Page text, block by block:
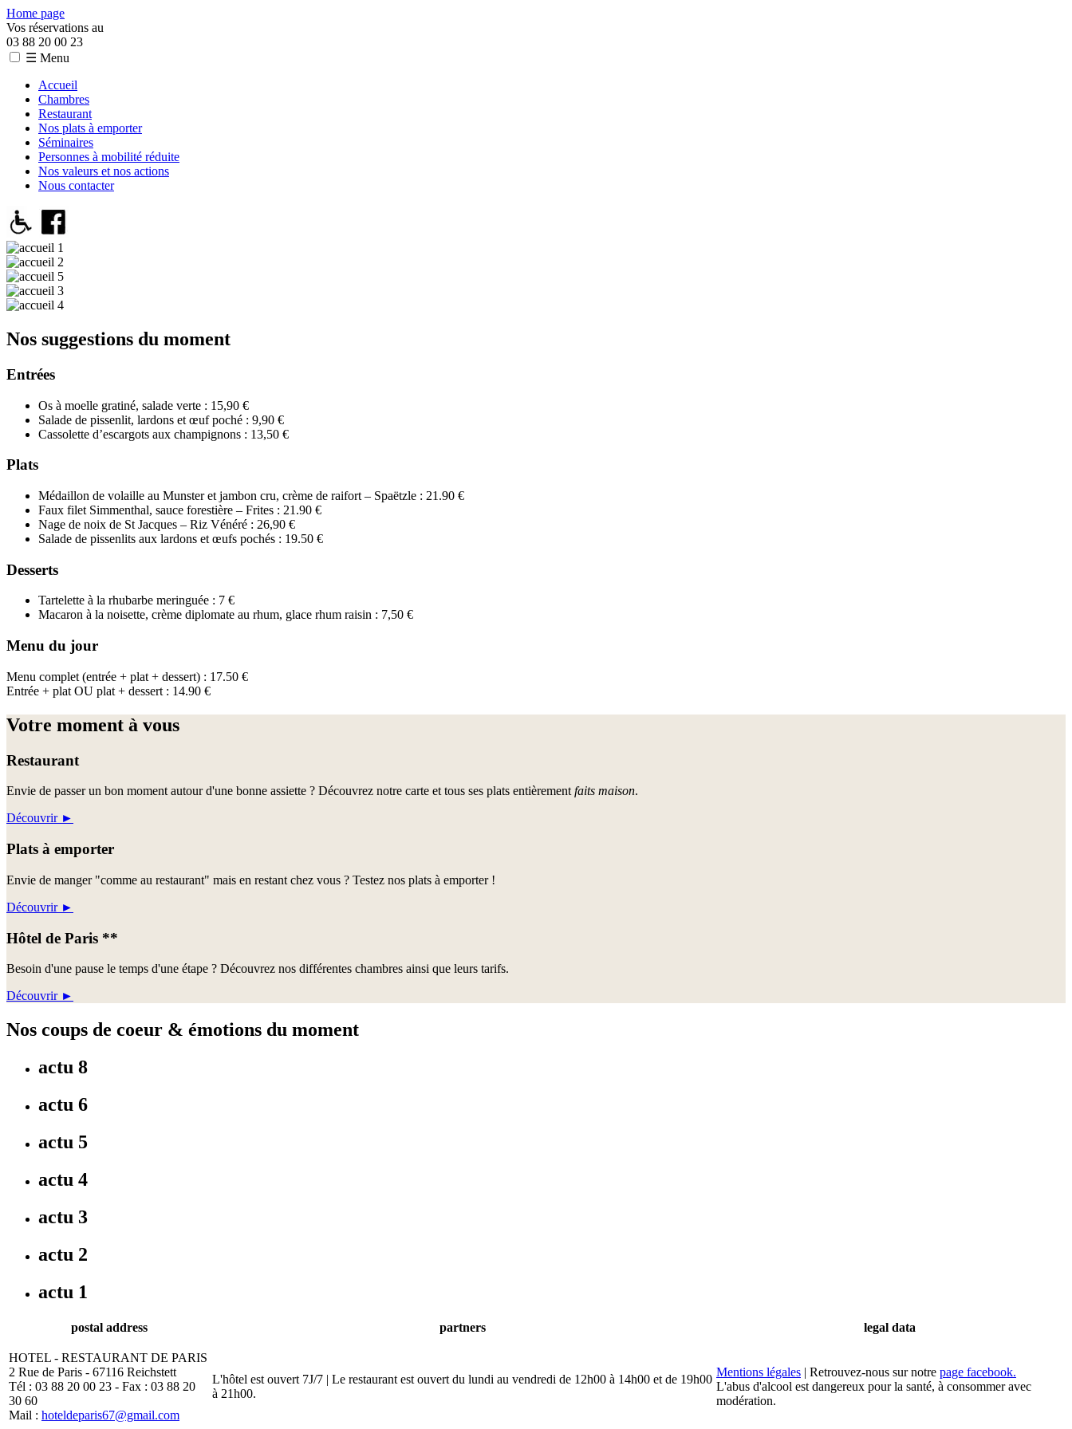
Home page
Vos réservations au
03 88 20 00 23
☰ Menu
Accueil
Chambres
Restaurant
Nos plats à emporter
Séminaires
Personnes à mobilité réduite
Nos valeurs et nos actions
Nous contacter
Nos suggestions du moment
Entrées
Os à moelle gratiné, salade verte : 15,90 €
Salade de pissenlit, lardons et œuf poché : 9,90 €
Cassolette d’escargots aux champignons : 13,50 €
Plats
Médaillon de volaille au Munster et jambon cru, crème de raifort – Spaëtzle : 21.90 €
Faux filet Simmenthal, sauce forestière – Frites : 21.90 €
Nage de noix de St Jacques – Riz Vénéré : 26,90 €
Salade de pissenlits aux lardons et œufs pochés : 19.50 €
Desserts
Tartelette à la rhubarbe meringuée : 7 €
Macaron à la noisette, crème diplomate au rhum, glace rhum raisin : 7,50 €
Menu du jour
Menu complet (entrée + plat + dessert) : 17.50 €
Entrée + plat OU plat + dessert : 14.90 €
Votre moment à vous
Restaurant
Envie de passer un bon moment autour d'une bonne assiette ? Découvrez notre carte et tous ses plats entièrement faits maison.
Découvrir►
Plats à emporter
Envie de manger "comme au restaurant" mais en restant chez vous ? Testez nos plats à emporter !
Découvrir►
Hôtel de Paris **
Besoin d'une pause le temps d'une étape ? Découvrez nos différentes chambres ainsi que leurs tarifs.
Découvrir►
Nos coups de coeur & émotions du moment
actu 8
actu 6
actu 5
actu 4
actu 3
actu 2
actu 1
postal address partners legal data
HOTEL - RESTAURANT DE PARIS
2 Rue de Paris - 67116 Reichstett
Tél : 03 88 20 00 23 - Fax : 03 88 20
30 60
Mail : hoteldeparis67@gmail.com
L'hôtel est ouvert 7J/7 | Le restaurant est ouvert du lundi au vendredi de 12h00 à 14h00 et de 19h00
à 21h00.
Mentions légales | Retrouvez-nous sur notre page facebook.
L'abus d'alcool est dangereux pour la santé, à consommer avec
modération.